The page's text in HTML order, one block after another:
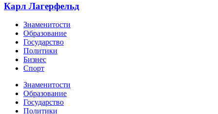
Карл Лагерфельд
Знаменитости
Образование
Государство
Политики
Бизнес
Спорт
Знаменитости
Образование
Государство
Политики